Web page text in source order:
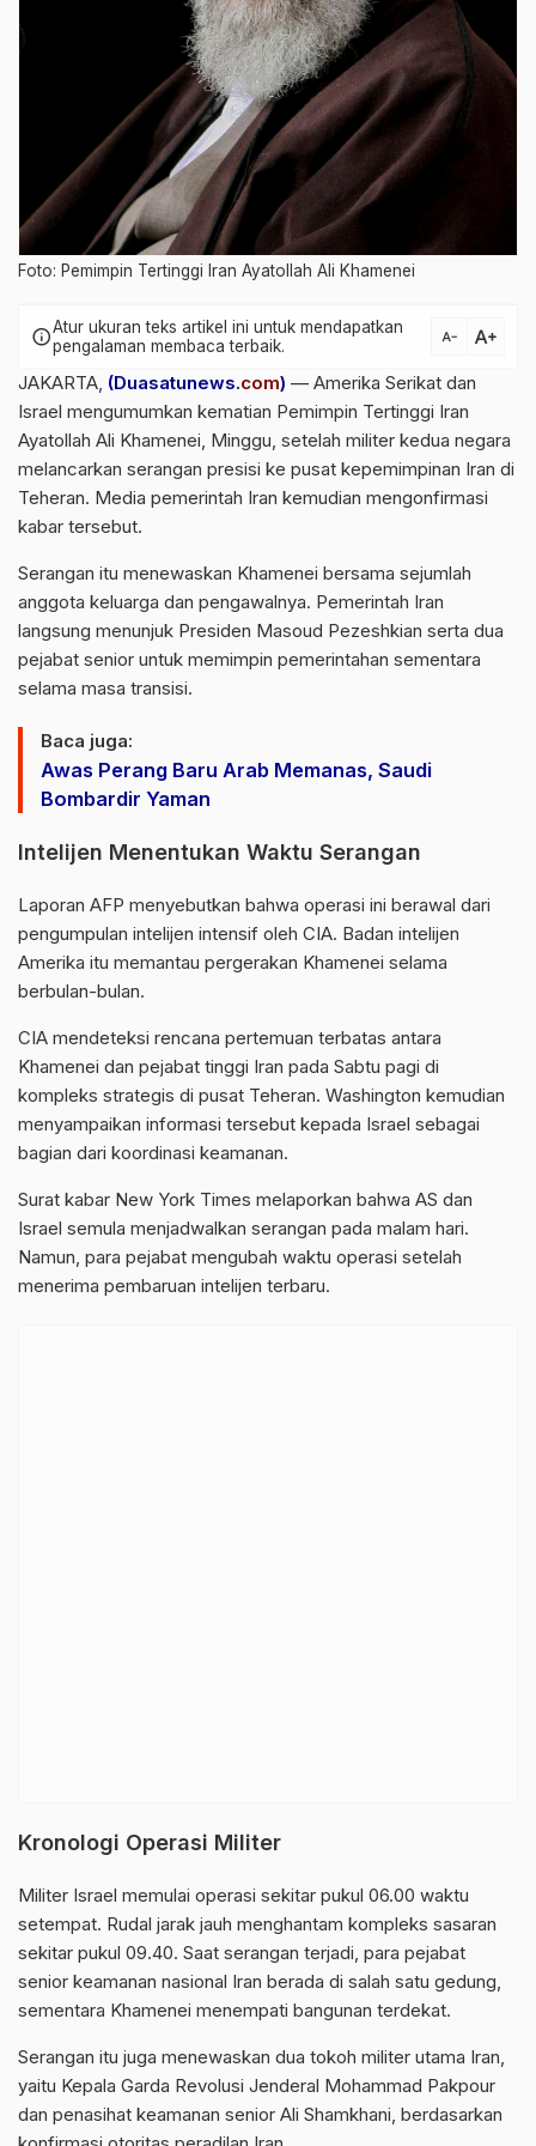
Foto: Pemimpin Tertinggi Iran Ayatollah Ali Khamenei
infoAtur ukuran teks artikel ini untuk mendapatkan
pengalaman membaca terbaik.
text_decrease text_increase
JAKARTA, (Duasatunews.com) — Amerika Serikat dan
Israel mengumumkan kematian Pemimpin Tertinggi Iran
Ayatollah Ali Khamenei, Minggu, setelah militer kedua negara
melancarkan serangan presisi ke pusat kepemimpinan Iran di
Teheran. Media pemerintah Iran kemudian mengonfirmasi
kabar tersebut.
Serangan itu menewaskan Khamenei bersama sejumlah
anggota keluarga dan pengawalnya. Pemerintah Iran
langsung menunjuk Presiden Masoud Pezeshkian serta dua
pejabat senior untuk memimpin pemerintahan sementara
selama masa transisi.
Baca juga:
Awas Perang Baru Arab Memanas, Saudi
Bombardir Yaman
Intelijen Menentukan Waktu Serangan
Laporan AFP menyebutkan bahwa operasi ini berawal dari
pengumpulan intelijen intensif oleh CIA. Badan intelijen
Amerika itu memantau pergerakan Khamenei selama
berbulan-bulan.
CIA mendeteksi rencana pertemuan terbatas antara
Khamenei dan pejabat tinggi Iran pada Sabtu pagi di
kompleks strategis di pusat Teheran. Washington kemudian
menyampaikan informasi tersebut kepada Israel sebagai
bagian dari koordinasi keamanan.
Surat kabar New York Times melaporkan bahwa AS dan
Israel semula menjadwalkan serangan pada malam hari.
Namun, para pejabat mengubah waktu operasi setelah
menerima pembaruan intelijen terbaru.
Kronologi Operasi Militer
Militer Israel memulai operasi sekitar pukul 06.00 waktu
setempat. Rudal jarak jauh menghantam kompleks sasaran
sekitar pukul 09.40. Saat serangan terjadi, para pejabat
senior keamanan nasional Iran berada di salah satu gedung,
sementara Khamenei menempati bangunan terdekat.
Serangan itu juga menewaskan dua tokoh militer utama Iran,
yaitu Kepala Garda Revolusi Jenderal Mohammad Pakpour
dan penasihat keamanan senior Ali Shamkhani, berdasarkan